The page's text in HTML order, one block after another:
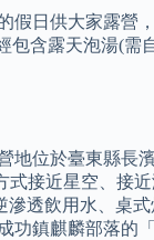
假日供大家露營
含露天泡湯(需
地位於臺東縣長
接近星空、接
透飲用水、桌
功鎮麒麟部落的